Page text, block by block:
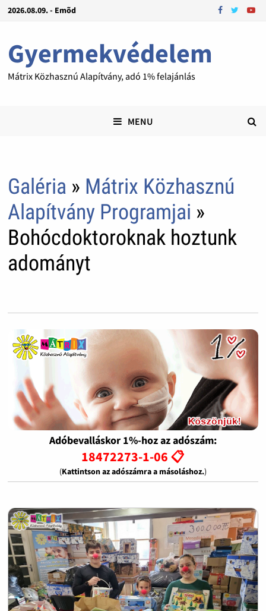
2026.08.09. - Emõd
Gyermekvédelem
Mátrix Közhasznú Alapítvány, adó 1% felajánlás
MENU
Galéria » Mátrix Közhasznú
Alapítvány Programjai »
Bohócdoktoroknak hoztunk
adományt
Adóbevalláskor 1%-hoz az adószám:
18472273-1-06 📋
(Kattintson az adószámra a másoláshoz.)